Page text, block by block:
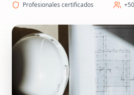
Profesionales certificados